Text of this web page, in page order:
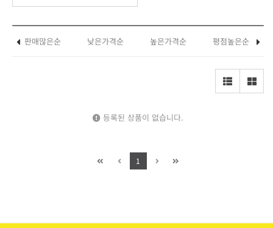
판매많은순 낮은가격순 높은가격순 평점높은순
등록된 상품이 없습니다.
1